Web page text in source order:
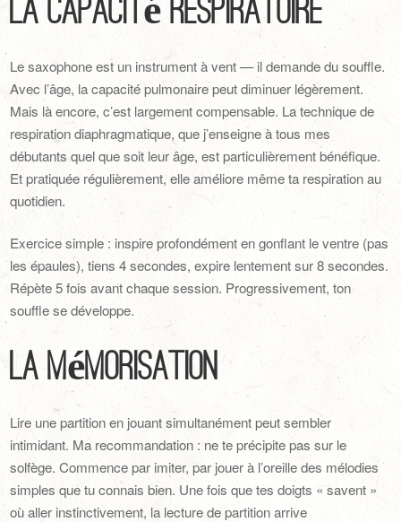
La capacité respiratoire
Le saxophone est un instrument à vent — il demande du souffle.
Avec l’âge, la capacité pulmonaire peut diminuer légèrement.
Mais là encore, c’est largement compensable. La technique de
respiration diaphragmatique, que j’enseigne à tous mes
débutants quel que soit leur âge, est particulièrement bénéfique.
Et pratiquée régulièrement, elle améliore même ta respiration au
quotidien.
Exercice simple : inspire profondément en gonflant le ventre (pas
les épaules), tiens 4 secondes, expire lentement sur 8 secondes.
Répète 5 fois avant chaque session. Progressivement, ton
souffle se développe.
La mémorisation
Lire une partition en jouant simultanément peut sembler
intimidant. Ma recommandation : ne te précipite pas sur le
solfège. Commence par imiter, par jouer à l’oreille des mélodies
simples que tu connais bien. Une fois que tes doigts « savent »
où aller instinctivement, la lecture de partition arrive